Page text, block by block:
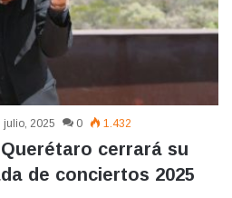
julio, 2025 0 1.432
cerrará su
de conciertos 2025